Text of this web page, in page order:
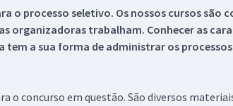
o processo seletivo. Os nossos cursos
organizadoras trabalham. Conhecer as
a sua forma de administrar os
o concurso em questão. São diversos